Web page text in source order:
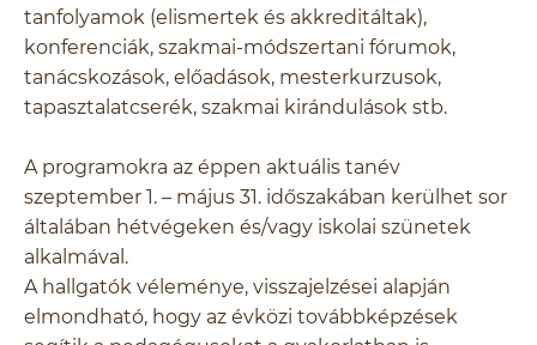
tanfolyamok (elismertek és akkreditáltak),
konferenciák, szakmai-módszertani fórumok,
tanácskozások, előadások, mesterkurzusok,
tapasztalatcserék, szakmai kirándulások stb.
A programokra az éppen aktuális tanév
szeptember 1. – május 31. időszakában kerülhet sor
általában hétvégeken és/vagy iskolai szünetek
alkalmával.
A hallgatók véleménye, visszajelzései alapján
elmondható, hogy az évközi továbbképzések